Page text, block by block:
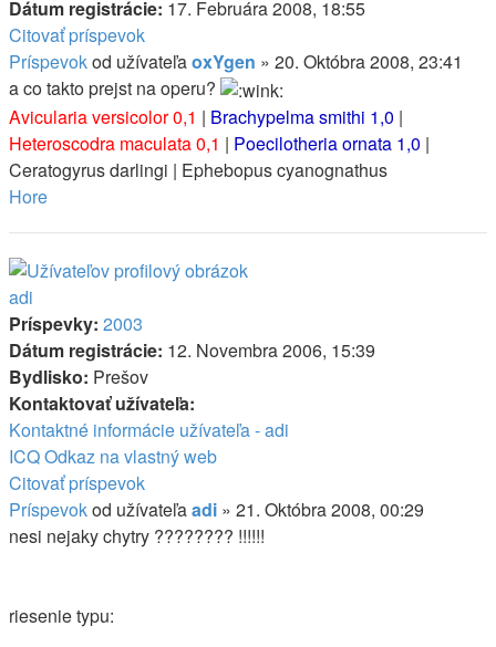
Dátum registrácie: 17. Februára 2008, 18:55
Citovať príspevok
Príspevokod užívateľaoxYgen » 20. Októbra 2008, 23:41
a co takto prejst na operu?
Avicularia versicolor 0,1 | Brachypelma smithi 1,0 |
Heteroscodra maculata 0,1 | Poecilotheria ornata 1,0 |
Ceratogyrus darlingi | Ephebopus cyanognathus
Hore
adi
Príspevky: 2003
Dátum registrácie: 12. Novembra 2006, 15:39
Bydlisko: Prešov
Kontaktovať užívateľa:
Kontaktné informácie užívateľa - adi
ICQOdkaz na vlastný web
Citovať príspevok
Príspevokod užívateľaadi » 21. Októbra 2008, 00:29
nesi nejaky chytry ???????? !!!!!!
riesenie typu: